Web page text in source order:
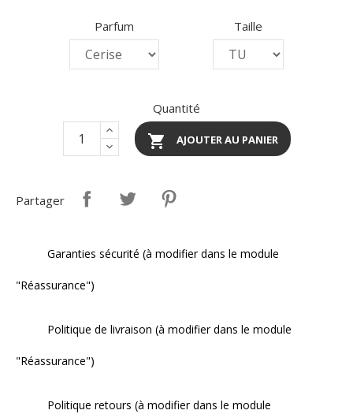
Parfum Taille
Quantité
 AJOUTER AU PANIER
Partager
Garanties sécurité (à modifier dans le module
"Réassurance")
Politique de livraison (à modifier dans le module
"Réassurance")
Politique retours (à modifier dans le module